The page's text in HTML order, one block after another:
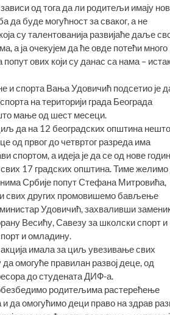
од тога да ли родитељи имају
да буде могућност за сваког, а не
су талентованија развијаће даље
а ја очекујем да ће овде потећи много
ових који су данас са нама –
и спорта Вања Удовичић подсетио је
на територији града Београда
мање од шест месеци.
да на 12 београдских општина нешто
од првог до четвртог разреда има
спортом, а идеја је да се од нове
17 градских општина. Тиме желимо
Србије попут Стефана Митровића,
свих других промовишемо бављење
министар Удовичић, захваливши
Весићу, Савезу за школски спорт и
и омладину.
акција имала за циљ увезивање свих
да омогуће правилан развој деце, од
до студената ДИФ-а.
родитељима растерећење
да омогућимо деци право на здрав